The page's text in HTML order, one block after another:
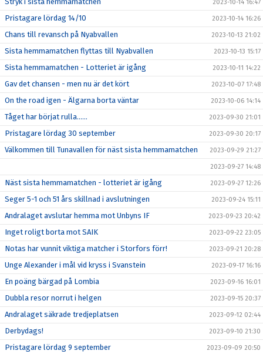
2023-10-14 16:47
Pristagare lördag 14/10 2023-10-14 16:26
Chans till revansch på Nyabvallen 2023-10-13 21:02
Sista hemmamatchen flyttas till Nyabvallen 2023-10-13 15:17
Sista hemmamatchen - Lotteriet är igång 2023-10-11 14:22
Gav det chansen - men nu är det kört 2023-10-07 17:48
On the road igen - Älgarna borta väntar 2023-10-06 14:14
Tåget har börjat rulla…… 2023-09-30 21:01
Pristagare lördag 30 september 2023-09-30 20:17
Välkommen till Tunavallen för näst sista hemmamatchen 2023-09-29 21:27
2023-09-27 14:48
Näst sista hemmamatchen - lotteriet är igång 2023-09-27 12:26
Seger 5-1 och 51 års skillnad i avslutningen 2023-09-24 15:11
Andralaget avslutar hemma mot Unbyns IF 2023-09-23 20:42
Inget roligt borta mot SAIK 2023-09-22 23:05
Notas har vunnit viktiga matcher i Storfors förr! 2023-09-21 20:28
Unge Alexander i mål vid kryss i Svanstein 2023-09-17 16:16
En poäng bärgad på Lombia 2023-09-16 16:01
Dubbla resor norrut i helgen 2023-09-15 20:37
Andralaget säkrade tredjeplatsen 2023-09-12 02:44
Derbydags! 2023-09-10 21:30
Pristagare lördag 9 september 2023-09-09 20:50